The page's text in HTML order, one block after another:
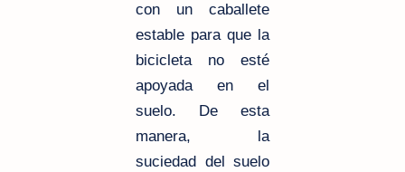
con un caballete
estable para que la
bicicleta no esté
apoyada en el
suelo. De esta
manera, la
suciedad del suelo